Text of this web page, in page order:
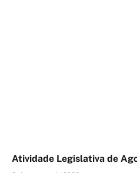
Atividade Legislativa de